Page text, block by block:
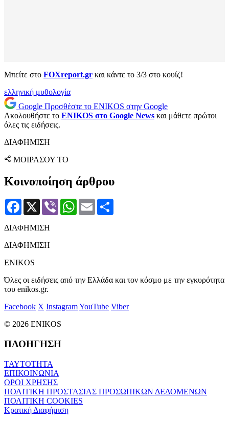
Μπείτε στο FOXreport.gr και κάντε το 3/3 στο κουίζ!
ελληνική μυθολογία
Google Προσθέστε το ENIKOS στην Google
Ακολουθήστε το ENIKOS στο Google News και μάθετε πρώτοι
όλες τις ειδήσεις.
ΔΙΑΦΗΜΙΣΗ
ΜΟΙΡΑΣΟΥ ΤΟ
Κοινοποίηση άρθρου
Facebook
X Viber WhatsApp
Email
ΔΙΑΦΗΜΙΣΗ
ΔΙΑΦΗΜΙΣΗ
ENIKOS
Όλες οι ειδήσεις από την Ελλάδα και τον κόσμο με την εγκυρότητα
του enikos.gr.
Facebook X InstagramYouTube Viber
© 2026 ENIKOS
ΠΛΟΗΓΗΣΗ
ΤΑΥΤΟΤΗΤΑ
ΕΠΙΚΟΙΝΩΝΙΑ
ΟΡΟΙ ΧΡΗΣΗΣ
ΠΟΛΙΤΙΚΗ ΠΡΟΣΤΑΣΙΑΣ ΠΡΟΣΩΠΙΚΩΝ ΔΕΔΟΜΕΝΩΝ
ΠΟΛΙΤΙΚΗ COOKIES
Κρατική Διαφήμιση